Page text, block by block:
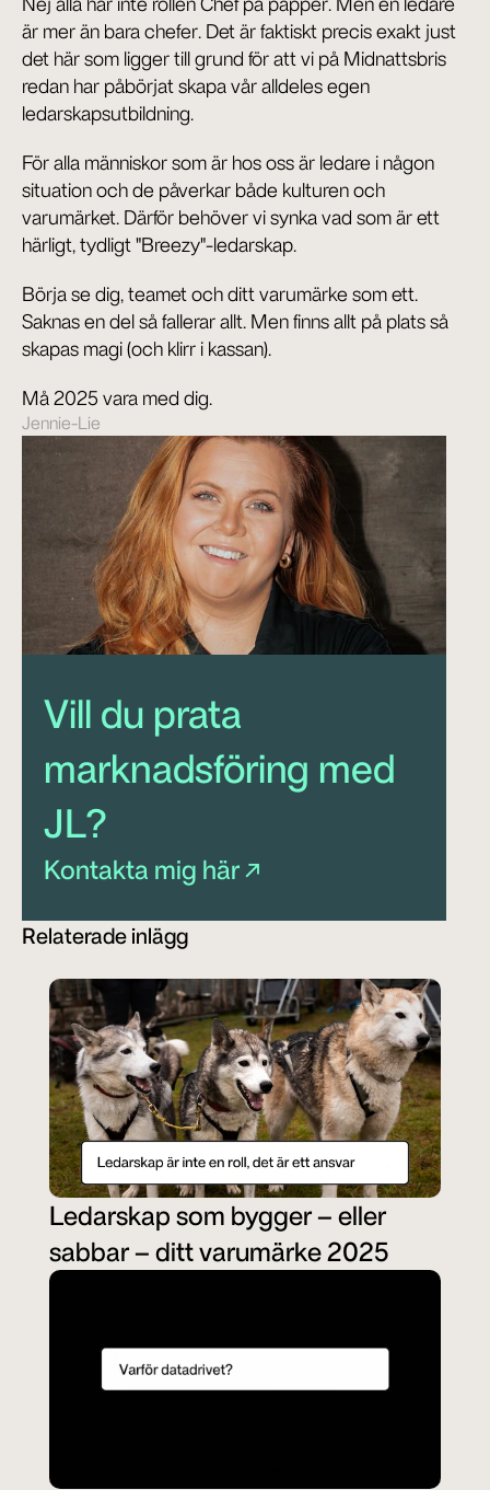
är mer än bara chefer. Det är faktiskt precis exakt just
det här som ligger till grund för att vi på Midnattsbris
redan har påbörjat skapa vår alldeles egen
ledarskapsutbildning.
För alla människor som är hos oss är ledare i någon
situation och de påverkar både kulturen och
varumärket. Därför behöver vi synka vad som är ett
härligt, tydligt "Breezy"-ledarskap.
Börja se dig, teamet och ditt varumärke som ett.
Saknas en del så fallerar allt. Men finns allt på plats så
skapas magi (och klirr i kassan).
Må 2025 vara med dig.
Jennie-Lie
Vill du prata
marknadsföring med
JL?
Kontakta mig här ↗
Relaterade inlägg
Ledarskap som bygger – eller
sabbar – ditt varumärke 2025